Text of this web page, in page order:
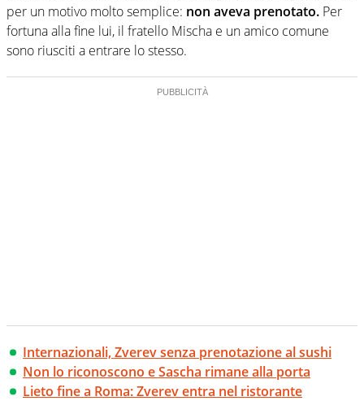
per un motivo molto semplice: non aveva prenotato. Per
fortuna alla fine lui, il fratello Mischa e un amico comune
sono riusciti a entrare lo stesso.
Internazionali, Zverev senza prenotazione al sushi
Non lo riconoscono e Sascha rimane alla porta
Lieto fine a Roma: Zverev entra nel ristorante